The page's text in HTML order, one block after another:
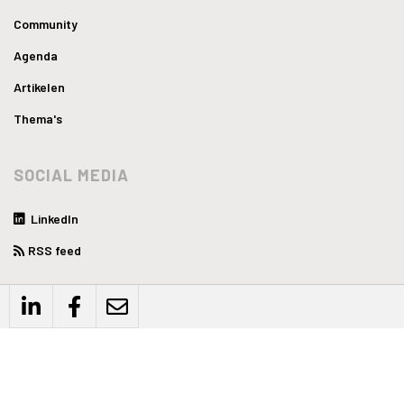
Community
Agenda
Artikelen
Thema's
SOCIAL MEDIA
LinkedIn
RSS feed
WEBSITE